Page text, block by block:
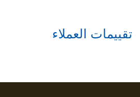
تقييمات العملاء